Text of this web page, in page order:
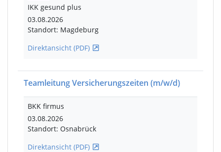
IKK gesund plus
03.08.2026
Standort: Magdeburg
Direktansicht (PDF)
Teamleitung Versicherungszeiten (m/w/d)
BKK firmus
03.08.2026
Standort: Osnabrück
Direktansicht (PDF)